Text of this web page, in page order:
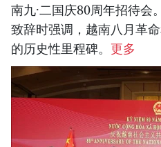
南九·二国庆80周年招待会
致辞时强调，越南八月革
的历史性里程碑。 更多